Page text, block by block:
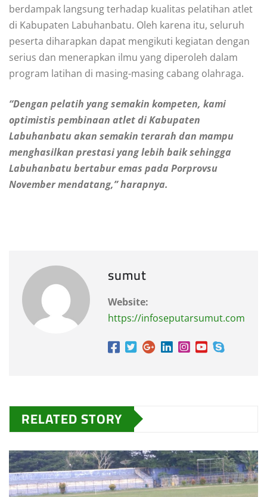
berdampak langsung terhadap kualitas pelatihan atlet
di Kabupaten Labuhanbatu. Oleh karena itu, seluruh
peserta diharapkan dapat mengikuti kegiatan dengan
serius dan menerapkan ilmu yang diperoleh dalam
program latihan di masing-masing cabang olahraga.
“Dengan pelatih yang semakin kompeten, kami
optimistis pembinaan atlet di Kabupaten
Labuhanbatu akan semakin terarah dan mampu
menghasilkan prestasi yang lebih baik sehingga
Labuhanbatu bertabur emas pada Porprovsu
November mendatang,” harapnya.
sumut
Website:
https://infoseputarsumut.com
RELATED STORY